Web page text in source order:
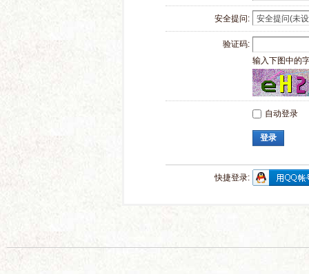
安全提问:
验证码:
输入下图中的
自动登录
登录
快捷登录: